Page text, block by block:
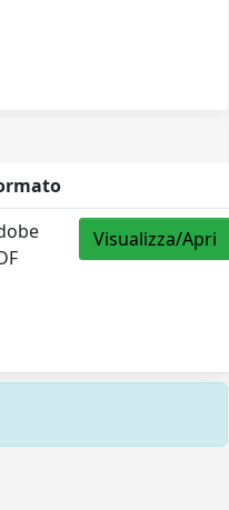
Visualizza/Apri